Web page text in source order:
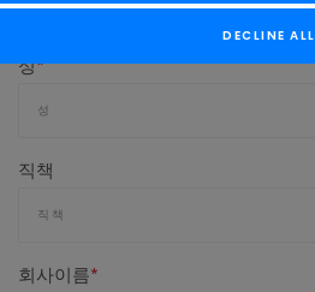
성*
직책
회사이름*
DECLINE ALL